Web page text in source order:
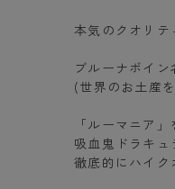
本気のクオリ
ブルーナボイ
(世界のお土産
「ルーマニア
吸血鬼ドラキ
徹底的にハイク